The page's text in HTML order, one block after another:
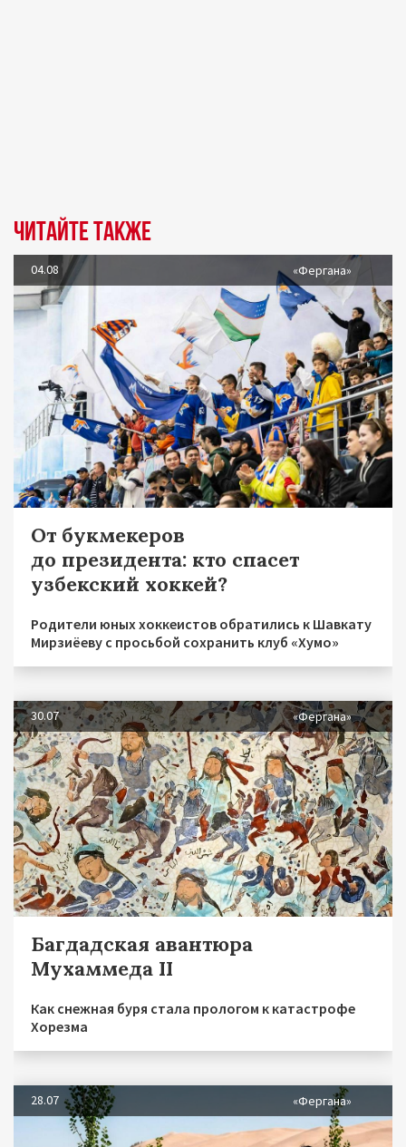
Читайте также
04.08 «Фергана»
От букмекеров
до президента: кто спасет
узбекский хоккей?
Родители юных хоккеистов обратились к Шавкату
Мирзиёеву с просьбой сохранить клуб «Хумо»
30.07 «Фергана»
Багдадская авантюра
Мухаммеда II
Как снежная буря стала прологом к катастрофе
Хорезма
28.07 «Фергана»